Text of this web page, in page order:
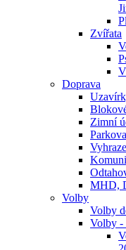
Zvířata
Doprava
Zimní
MHD,
Volby
Volby
Volby -